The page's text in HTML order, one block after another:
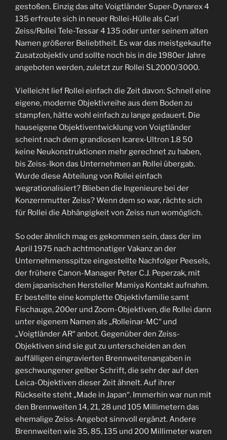
gestoßen. Einzig das alte Voigtländer Super-Dynarex 4
135 erfreute sich in neuer Rollei-Hülle als Carl
Zeiss/Rollei Tele-Tessar 4 135 oder unter seinem alten
Namen größerer Beliebtheit. Es war das meistgekaufte
Zusatzobjektiv und sollte noch bis in die 1980er Jahre
angeboten werden, zuletzt zur Rollei SL2000/3000.
Vielleicht lief Rollei einfach die Zeit davon: Schnell eine
eigene, moderne Objektivreihe aus dem Boden zu
stampfen, hätte wohl einfach zu lange gedauert. Die
hauseigene Objektiventwicklung von Voigtländer
scheint nach dem grandiosen Icarex-Ultron 1.8 50
keine Neukonstruktionen mehr gerechnet zu haben,
bis Zeiss-Ikon das Unternehmen an Rollei übergab.
Wurde diese Abteilung von Rollei einfach
wegrationalisiert? Blieben die Ingenieure bei der
Konzernmutter Zeiss? Wenn dem so war, rächte sich
für Rollei die Abhängigkeit von Zeiss nun womöglich.
So oder ähnlich mag es gekommen sein, dass der im
April 1975 nach achtmonatiger Vakanz an der
Unternehmensspitze eingestellte Nachfolger Peesels,
der frühere Canon-Manager Peter C.J. Peperzak, mit
dem japanischen Hersteller Mamiya Kontakt aufnahm.
Er bestellte eine komplette Objektivfamilie samt
Fischauge, 200er und Zoom-Objektiven, die Rollei dann
unter eigenem Namen als „Rolleinar-MC“ und
„Voigtländer AR“ anbot. Gegenüber den Zeiss-
Objektiven sind sie gut zu unterscheiden an den
auffälligen eingravierten Brennweitenangaben in
geschwungener gelber Schrift, die sehr der auf den
Leica-Objektiven dieser Zeit ähnelt. Auf ihrer
Rückseite steht „Made in Japan“. Immerhin war nun mit
den Brennweiten 14, 21, 28 und 105 Millimetern das
ehemalige Zeiss-Angebot sinnvoll ergänzt. Andere
Brennweiten wie 35, 85, 135 und 200 Millimeter waren